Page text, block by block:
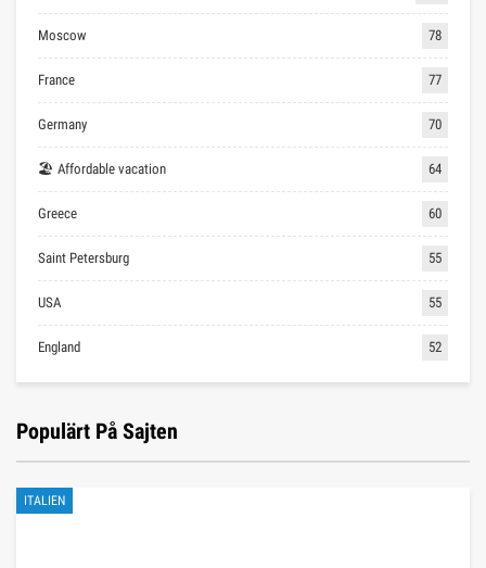
Moscow 78
France 77
Germany 70
🏖 Affordable vacation 64
Greece 60
Saint Petersburg 55
USA 55
England 52
Populärt På Sajten
ITALIEN